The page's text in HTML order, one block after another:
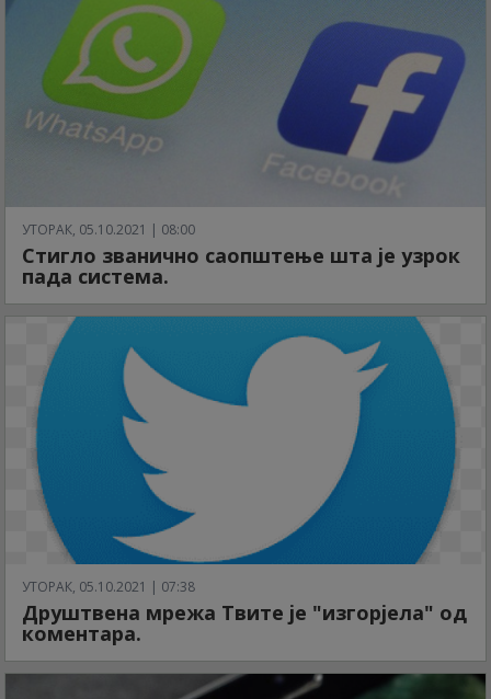
УТОРАК, 05.10.2021 | 08:00
Стигло званично саопштење шта је узрок
пада система.
УТОРАК, 05.10.2021 | 07:38
Друштвена мрежа Твите је "изгорјела" од
коментара.